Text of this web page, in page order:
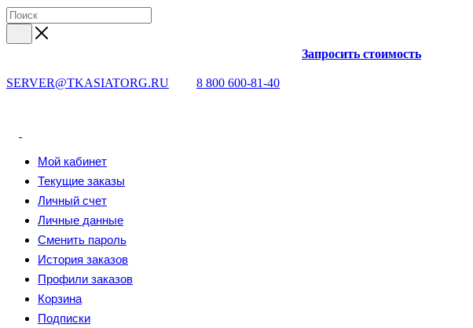
SERVER@TKASIATORG.RU 8 800 600-81-40
Запросить стоимость
Мой кабинет
Текущие заказы
Личный счет
Личные данные
Сменить пароль
История заказов
Профили заказов
Корзина
Подписки